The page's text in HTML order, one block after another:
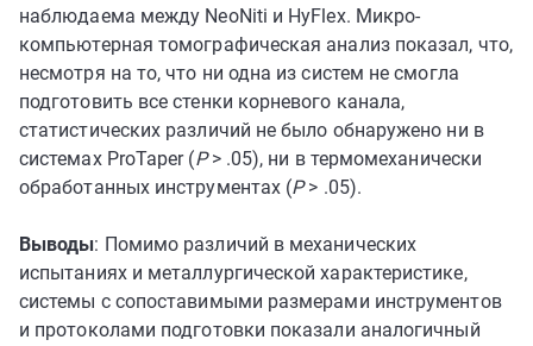
наблюдаема между NeoNiti и HyFlex. Микро-
компьютерная томографическая анализ показал, что,
несмотря на то, что ни одна из систем не смогла
подготовить все стенки корневого канала,
статистических различий не было обнаружено ни в
системах ProTaper (P> .05), ни в термомеханически
обработанных инструментах (P> .05).
Выводы: Помимо различий в механических
испытаниях и металлургической характеристике,
системы с сопоставимыми размерами инструментов
и протоколами подготовки показали аналогичный